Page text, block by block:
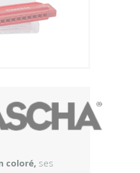
Plus
coloré, ses